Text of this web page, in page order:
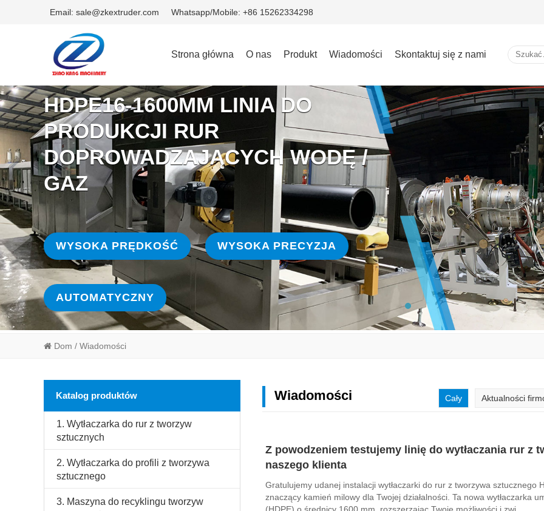
Email: sale@zkextruder.com Whatsapp/Mobile: +86 15262334298
Strona główna O nas Produkt Wiadomości Skontaktuj się z nami
HDPE16-1600MM LINIA DO
PRODUKCJI RUR
DOPROWADZAJĄCYCH WODĘ /
GAZ
WYSOKA PRĘDKOŚĆ WYSOKA PRECYZJA
AUTOMATYCZNY
Dom / Wiadomości
Katalog produktów
1. Wytłaczarka do rur z tworzyw
sztucznych
2. Wytłaczarka do profili z tworzywa
sztucznego
3. Maszyna do recyklingu tworzyw
Wiadomości Cały Aktualności
Z powodzeniem testujemy linię do wytłaczania rur z
naszego klienta
Gratulujemy udanej instalacji wytłaczarki do rur z tworzywa sztucznego
znaczący kamień milowy dla Twojej działalności. Ta nowa wytłaczarka
(HDPE) o średnicy 1600 mm, rozszerzając Twoje możliwości i zwi...